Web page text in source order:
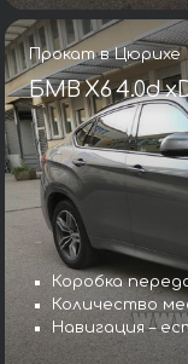
Прокат в Цюрихе
БМВ X6 4.0d
Коробка
Количество
Навигация –